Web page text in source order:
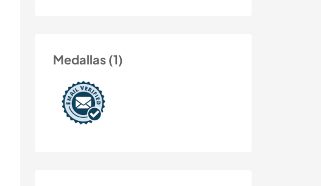
Medallas (1)